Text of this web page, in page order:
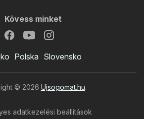
Kövess minket
Polska Slovensko
© 2026 Ujsogomat.hu.
adatkezelési beállítások